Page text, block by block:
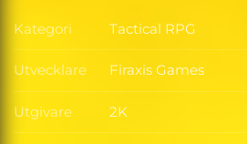
Kategori Kategori
Tactical RPG
Utvecklare Utvecklare
Firaxis Games
Utgivare Utgivare
2K